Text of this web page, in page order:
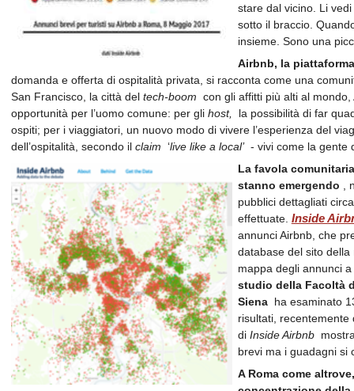
stare dal vicino. Li
sotto il braccio.
insieme. Sono una
Airbnb, la
domanda e offerta di ospitalità privata, si racconta come una
San Francisco, la città del tech-boom con gli affitti più alti al
opportunità per l’uomo comune: per gli host,
la possibilità di far
ospiti; per i viaggiatori, un nuovo modo di vivere l’esperienza del
dell’ospitalità, secondo il claim ‘live like a local’- vivi come la gente
La favola
stanno emergendo ,
pubblici dettagliati
effettuate. Inside
annunci Airbnb, che
database del sito
mappa degli annunci
studio della Facoltà
Sienaha esaminato
risultati,
di Inside Airbnb
brevi ma i guadagni si
A Roma come